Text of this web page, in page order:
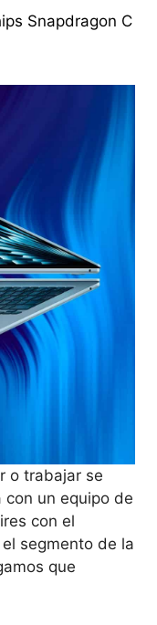
Snapdragon C
o trabajar se
un equipo de
con el
segmento de la
que